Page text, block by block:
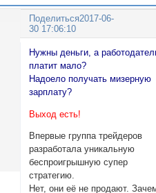
Поделиться2017-06-
30 17:06:10
Нужны деньги, а
платит мало?
Надоело получать мизерную
зарплату?
Выход есть!
Впервые группа трейдеров
разработала уникальную
беспроигрышную супер
стратегию.
Нет, они её не продают.